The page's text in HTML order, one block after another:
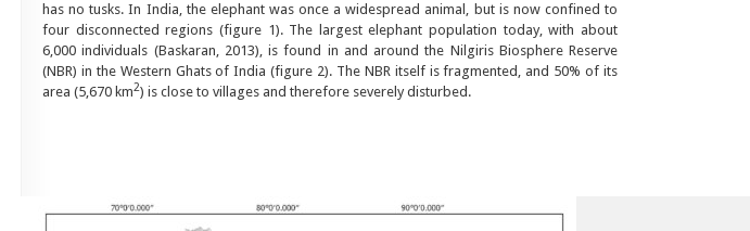
has no tusks. In India, the elephant was once a widespread animal, but is now confined to
four disconnected regions (figure 1). The largest elephant population today, with about
6,000 individuals (Baskaran, 2013), is found in and around the Nilgiris Biosphere Reserve
(NBR) in the Western Ghats of India (figure 2). The NBR itself is fragmented, and 50% of its
area (5,670 km2) is close to villages and therefore severely disturbed.